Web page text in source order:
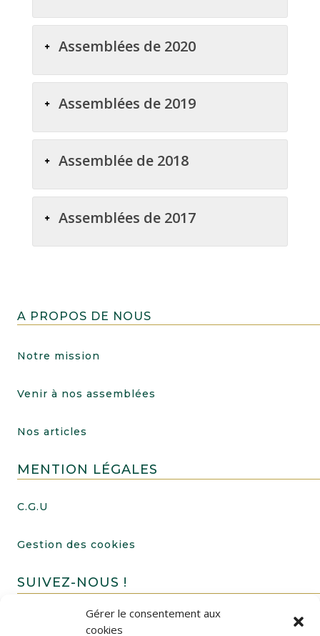
Gérer le consentement aux
cookies
Assemblées de 2020
Assemblées de 2019
Assemblée de 2018
Assemblées de 2017
A PROPOS DE NOUS
Notre mission
Venir à nos assemblées
Nos articles
MENTION LÉGALES
C.G.U
Gestion des cookies
SUIVEZ-NOUS !